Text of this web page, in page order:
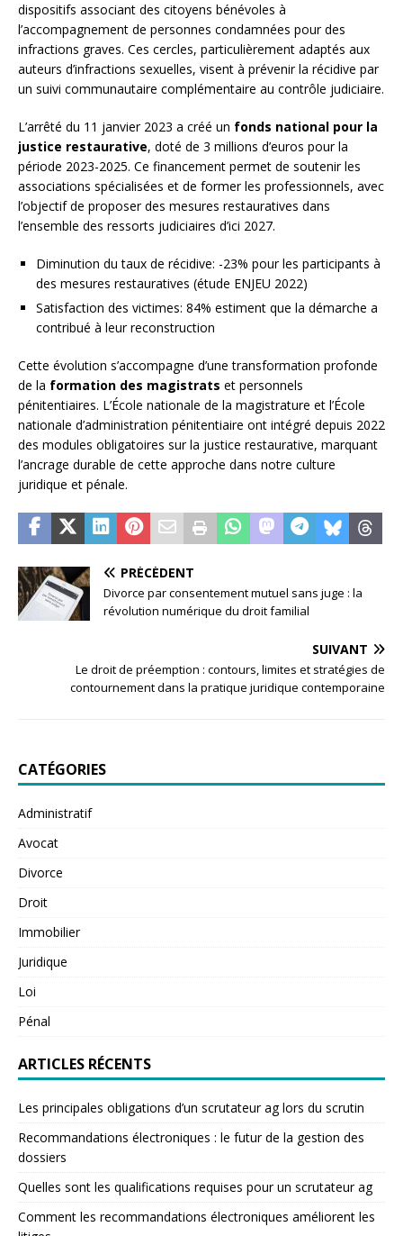
dispositifs associant des citoyens bénévoles à
l’accompagnement de personnes condamnées pour des
infractions graves. Ces cercles, particulièrement adaptés aux
auteurs d’infractions sexuelles, visent à prévenir la récidive par
un suivi communautaire complémentaire au contrôle judiciaire.
L’arrêté du 11 janvier 2023 a créé un fonds national pour la
justice restaurative, doté de 3 millions d’euros pour la
période 2023-2025. Ce financement permet de soutenir les
associations spécialisées et de former les professionnels, avec
l’objectif de proposer des mesures restauratives dans
l’ensemble des ressorts judiciaires d’ici 2027.
Diminution du taux de récidive: -23% pour les participants à
des mesures restauratives (étude ENJEU 2022)
Satisfaction des victimes: 84% estiment que la démarche a
contribué à leur reconstruction
Cette évolution s’accompagne d’une transformation profonde
de la formation des magistrats et personnels
pénitentiaires. L’École nationale de la magistrature et l’École
nationale d’administration pénitentiaire ont intégré depuis 2022
des modules obligatoires sur la justice restaurative, marquant
l’ancrage durable de cette approche dans notre culture
juridique et pénale.
PRÉCÉDENT
Divorce par consentement mutuel sans juge : la
révolution numérique du droit familial
SUIVANT
Le droit de préemption : contours, limites et stratégies de
contournement dans la pratique juridique contemporaine
CATÉGORIES
Administratif
Avocat
Divorce
Droit
Immobilier
Juridique
Loi
Pénal
ARTICLES RÉCENTS
Les principales obligations d’un scrutateur ag lors du scrutin
Recommandations électroniques : le futur de la gestion des
dossiers
Quelles sont les qualifications requises pour un scrutateur ag
Comment les recommandations électroniques améliorent les